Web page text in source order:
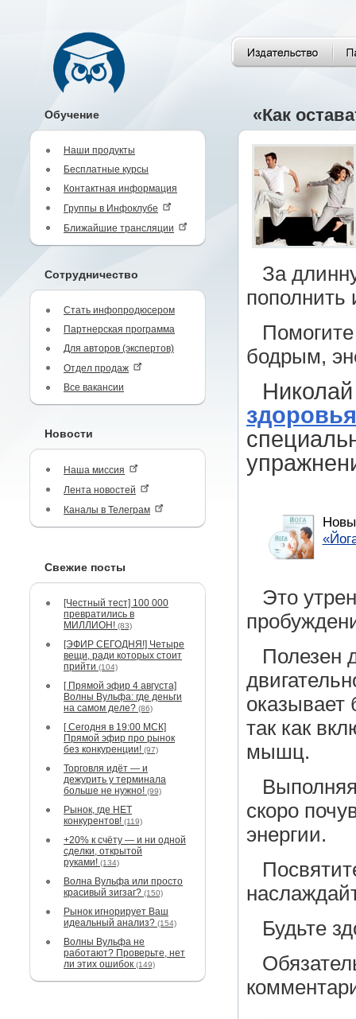
Обучение
Наши продукты
Бесплатные курсы
Контактная информация
Группы в Инфоклубе
Ближайшие трансляции
Сотрудничество
Стать инфопродюсером
Партнерская программа
Для авторов (экспертов)
Отдел продаж
Все вакансии
Новости
Наша миссия
Лента новостей
Каналы в Телеграм
Свежие посты
[Честный тест] 100 000
превратились в
МИЛЛИОН! (83)
[ЭФИР СЕГОДНЯ!] Четыре
вещи, ради которых стоит
прийти (104)
[ Прямой эфир 4 августа]
Волны Вульфа: где деньги
на самом деле? (86)
[ Сегодня в 19:00 МСК]
Прямой эфир про рынок
без конкуренции! (97)
Торговля идёт — и
дежурить у терминала
больше не нужно! (99)
Рынок, где НЕТ
конкурентов! (119)
+20% к счёту — и ни одной
сделки, открытой
руками! (134)
Волна Вульфа или просто
красивый зигзаг? (150)
Рынок игнорирует Ваш
идеальный анализ? (154)
Волны Вульфа не
работают? Проверьте, нет
ли этих ошибок (149)
«Как
За
пополнить
бодрым,
Это
Полезен
оказывает
так как
мышц.
скоро
энергии.
Будьте